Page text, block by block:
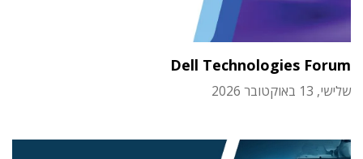
Dell Technologies Forum
שלישי, 13 באוקטובר 2026